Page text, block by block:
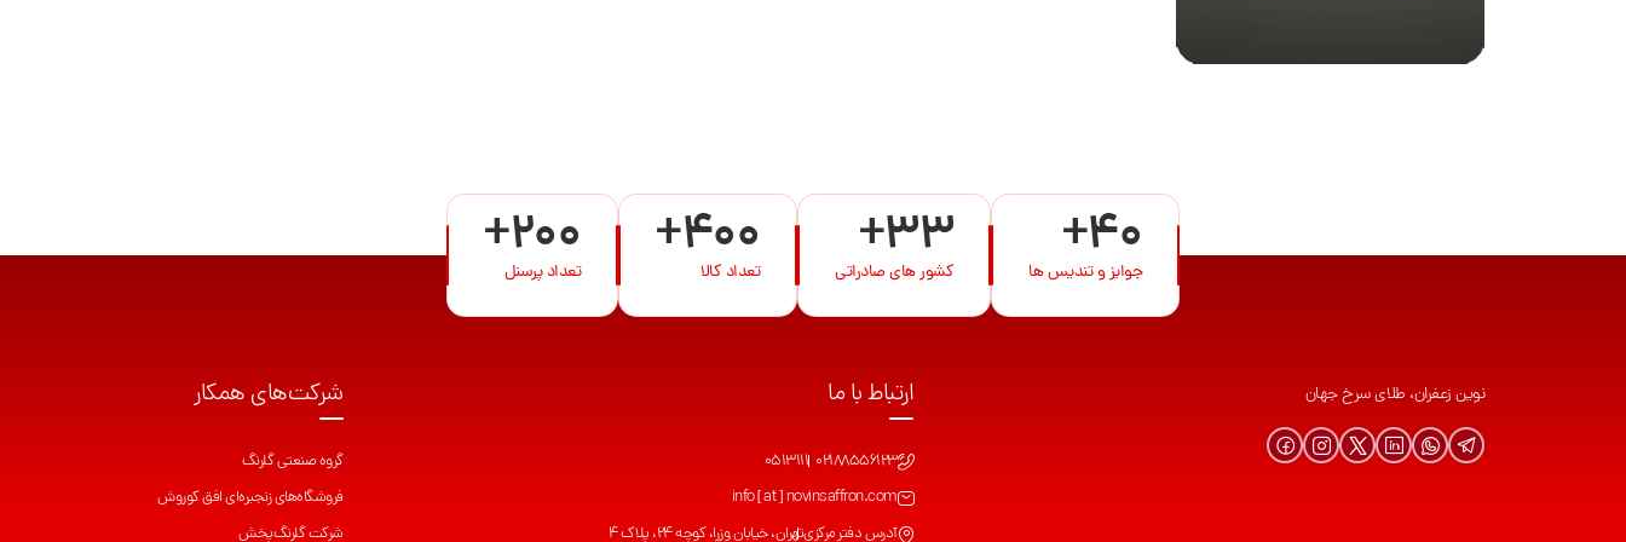
+40
جوایز و تندیس ها +33
کشور های صادراتی +400
تعداد کالا +200
تعداد پرسنل
نوین زعفران، طلای سرخ جهان ارتباط با ما
02188556123
0513111
info [ at ] novinsaffron.com
آدرس دفتر مرکزیتهران، خیابان وزرا، کوچه 24، پلاک 4
شرکت‌های همکار
گروه صنعتی گلرنگ
فروشگاه‌های زنجیره‌ای افق کوروش
شرکت گلرنگ‌پخش